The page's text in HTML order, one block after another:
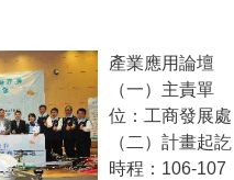
產業應用論壇
（一）主責單
位：工商發展處
（二）計畫起訖
時程：106-107